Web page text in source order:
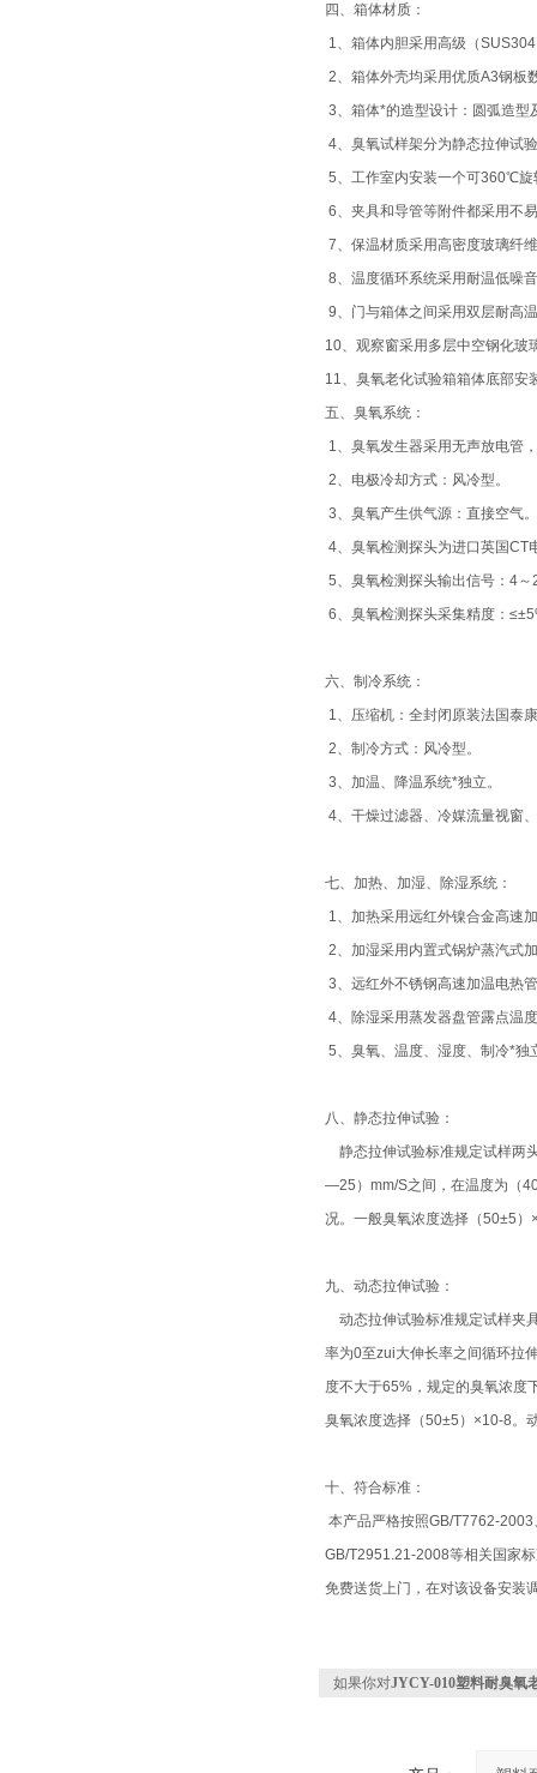
四、箱体材质：
1、箱体内胆采用高级（
2、箱体外壳均采用优质A3钢板
3、箱体*的造型设计：圆弧造型
4、臭氧试样架分为静态拉伸试
5、工作室内安装一个可360℃旋
6、夹具和导管等附件都采用不
7、保温材质采用高密度玻璃纤
8、温度循环系统采用耐温低噪
9、门与箱体之间采用双层耐高
10、观察窗采用多层中空钢化玻
11、臭氧老化试验箱箱体底部安
五、臭氧系统：
1、臭氧发生器采用无声放电管
2、电极冷却方式：风冷型。
3、臭氧产生供气源：直接空气。
4、臭氧检测探头为进口英国CT
5、臭氧检测探头输出信号：4～
6、臭氧检测探头采集精度：
六、制冷系统：
1、压缩机：全封闭原装法国泰
2、制冷方式：风冷型。
3、加温、降温系统*独立。
4、干燥过滤器、冷媒流量视窗
七、加热、加湿、除湿系统：
1、加热采用远红外镍合金高速
2、加湿采用内置式锅炉蒸汽式
3、远红外不锈钢高速加温电热
4、除湿采用蒸发器盘管露点温
5、臭氧、温度、湿度、制冷*独
八、静态拉伸试验：
静态拉伸试验标准规定试样两
—25）mm/S之间，在温度为（
况。一般臭氧浓度选择（50±5）
九、动态拉伸试验：
动态拉伸试验标准规定试样夹
率为0至zui大伸长率之间循环拉
度不大于65%，规定的臭氧浓度
臭氧浓度选择（50±5）×10-8。
十、 符合标准：
本产品严格按照GB/T7762-
GB/T2951.21-2008等相关国家
免费送货上门，在对该设备安装
如果你对JYCY-010塑料耐臭氧